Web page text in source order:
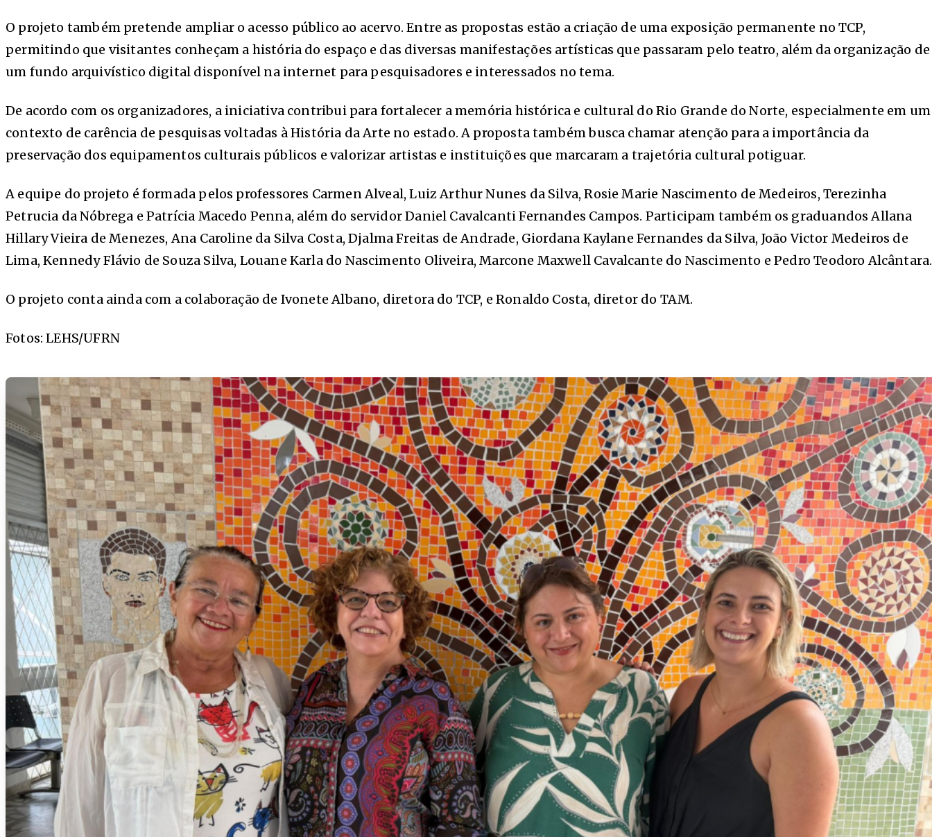
O projeto também pretende ampliar o acesso público ao acervo. Entre as propostas estão a criação de uma exposição permanente no TCP,
permitindo que visitantes conheçam a história do espaço e das diversas manifestações artísticas que passaram pelo teatro, além da organização de
um fundo arquivístico digital disponível na internet para pesquisadores e interessados no tema.
De acordo com os organizadores, a iniciativa contribui para fortalecer a memória histórica e cultural do Rio Grande do Norte, especialmente em um
contexto de carência de pesquisas voltadas à História da Arte no estado. A proposta também busca chamar atenção para a importância da
preservação dos equipamentos culturais públicos e valorizar artistas e instituições que marcaram a trajetória cultural potiguar.
A equipe do projeto é formada pelos professores Carmen Alveal, Luiz Arthur Nunes da Silva, Rosie Marie Nascimento de Medeiros, Terezinha
Petrucia da Nóbrega e Patrícia Macedo Penna, além do servidor Daniel Cavalcanti Fernandes Campos. Participam também os graduandos Allana
Hillary Vieira de Menezes, Ana Caroline da Silva Costa, Djalma Freitas de Andrade, Giordana Kaylane Fernandes da Silva, João Victor Medeiros de
Lima, Kennedy Flávio de Souza Silva, Louane Karla do Nascimento Oliveira, Marcone Maxwell Cavalcante do Nascimento e Pedro Teodoro Alcântara.
O projeto conta ainda com a colaboração de Ivonete Albano, diretora do TCP, e Ronaldo Costa, diretor do TAM.
Fotos: LEHS/UFRN